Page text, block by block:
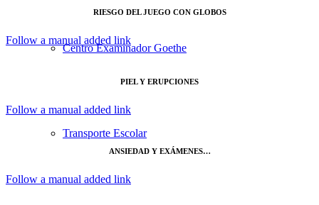
Centro Examinador Goethe
Transporte Escolar
RIESGO DEL JUEGO CON GLOBOS
Follow a manual added link
PIEL Y ERUPCIONES
Follow a manual added link
ANSIEDAD Y EXÁMENES…
Follow a manual added link